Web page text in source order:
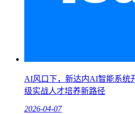
AI风口下，新达内AI智能系统
级实战人才培养新路径
2026-04-07